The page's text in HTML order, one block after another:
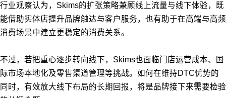
行业观察认为，Skims的扩张策略兼顾线上流量与线下体验，既
能借助实体店提升品牌触达与客户服务，也有助于在高端与高频
消费场景中建立更稳定的消费关系。
不过，若把重心逐步转向线下，Skims也面临门店运营成本、国
际市场本地化及零售渠道管理等挑战。如何在维持DTC优势的
同时，有效放大线下布局的长期回报，将是品牌接下来需要检验